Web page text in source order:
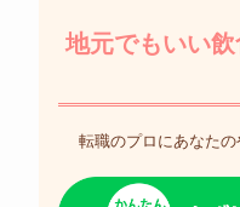
地元でもいい
転職のプロにあなた